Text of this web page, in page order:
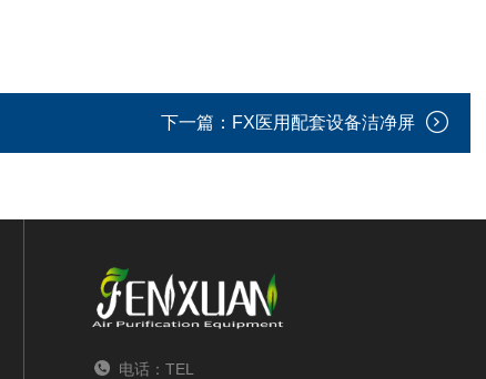
下一篇： FX医用配套设备洁净屏
电话：TEL